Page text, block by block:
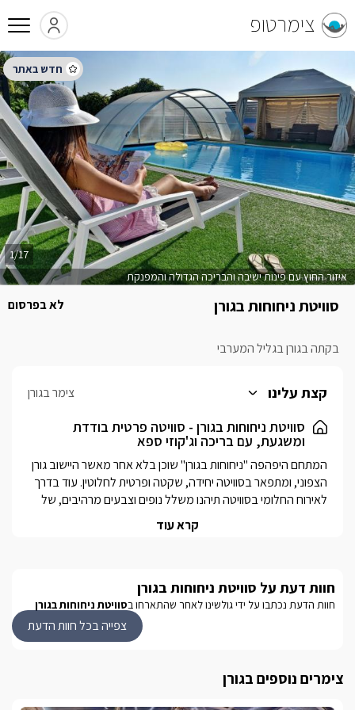
צימרטופ
סוויטת ניחוחות בגורן
בקתה בגורן בגליל המערבי
לא בפרסום
איזור החוץ עם פינות ישיבה והבריכה הגדולה והמפנקת
1/17
קצת עלינו צימר בגורן
סוויטת ניחוחות בגורן - סוויטה פרטית בודדת
ומשגעת, עם בריכה וג'קוזי ספא
משפחה, ולציבור הדתי.
קרא עוד
חוות דעת על סוויטת ניחוחות בגורן
חוות הדעת נכתבו על ידי גולשינו לאחר שהתארחו בסוויטת ניחוחות בגורן
צפייה בכל חוות הדעת
צימרים נוספים בגורן